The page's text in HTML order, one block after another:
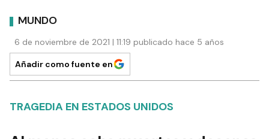
MUNDO
6 de noviembre de 2021 | 11:19 publicado hace 5 años
Añadir como fuente en
TRAGEDIA EN ESTADOS UNIDOS